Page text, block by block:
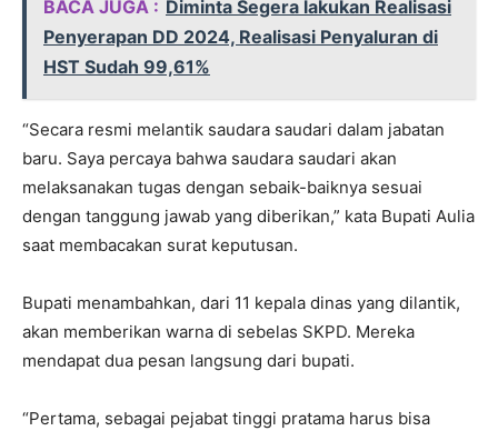
BACA JUGA : Diminta Segera lakukan Realisasi
Penyerapan DD 2024, Realisasi Penyaluran di
HST Sudah 99,61%
“Secara resmi melantik saudara saudari dalam jabatan
baru. Saya percaya bahwa saudara saudari akan
melaksanakan tugas dengan sebaik-baiknya sesuai
dengan tanggung jawab yang diberikan,” kata Bupati Aulia
saat membacakan surat keputusan.
Bupati menambahkan, dari 11 kepala dinas yang dilantik,
akan memberikan warna di sebelas SKPD. Mereka
mendapat dua pesan langsung dari bupati.
“Pertama, sebagai pejabat tinggi pratama harus bisa